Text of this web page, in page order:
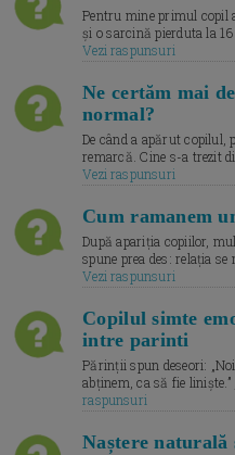
Pentru mine primul copil
și o sarcină pierduta la
Vezi raspunsuri
Ne certăm mai
normal?
De când a apărut copilul,
remarcă. Cine s-a trezit
Vezi raspunsuri
Cum ramanem
După apariția copiilor,
spune prea des: relația
Vezi raspunsuri
Copilul simte
intre parinti
Părinții spun deseori:
abținem, ca să fie
raspunsuri
Naștere naturală